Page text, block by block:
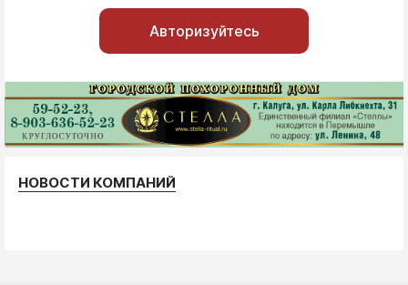
Авторизуйтесь
НОВОСТИ КОМПАНИЙ